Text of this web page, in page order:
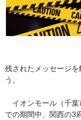
残されたメッセージ
う。
イオンモール（千葉
での期間中、関西の3